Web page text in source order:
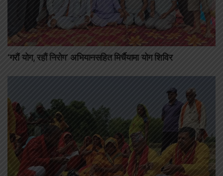
‘गरौं योग, रहौं निरोग’ अभियानसहित मिर्चैयामा योग शिविर